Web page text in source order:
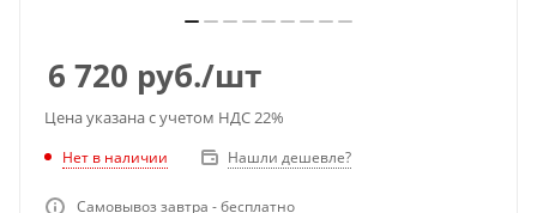
6 720 руб./шт
Цена указана с учетом НДС 22%
Нет в наличии Нашли дешевле?
Самовывоз завтра - бесплатно